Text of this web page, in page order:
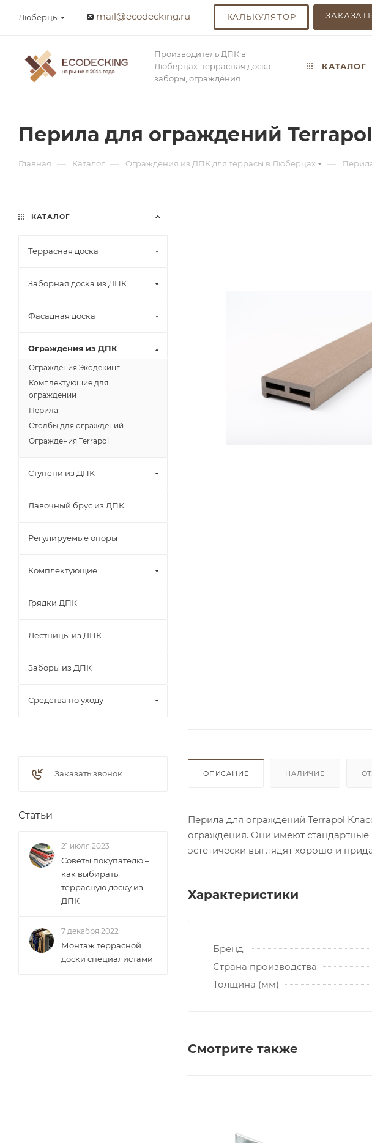
Люберцы mail@ecodecking.ru КАЛЬКУЛЯТОР
Производитель ДПК в
Люберцах: террасная доска,
заборы, ограждения
КАТАЛОГ
Перила для ограждений
Главная — Каталог — Ограждения из ДПК для террасы в Люберцах —
ОПИСАНИЕ НАЛИЧИЕ
Перила для ограждений Terrapol
ограждения. Они имеют
эстетически выглядят хорошо и
Характеристики
Бренд
Страна производства
Толщина (мм)
Смотрите также
КАТАЛОГ
Террасная доска
Заборная доска из ДПК
Фасадная доска
Ограждения из ДПК
Ограждения Экодекинг
Комплектующие для
ограждений
Перила
Столбы для ограждений
Ограждения Terrapol
Ступени из ДПК
Лавочный брус из ДПК
Регулируемые опоры
Комплектующие
Грядки ДПК
Лестницы из ДПК
Заборы из ДПК
Средства по уходу
Заказать звонок
Статьи
21 июля 2023
Советы покупателю –
как выбирать
террасную доску из
ДПК
7 декабря 2022
Монтаж террасной
доски специалистами